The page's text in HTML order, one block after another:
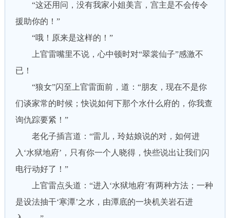
“这还用问，没有我家小姐美言，宫主是不会传令
援助你的！”
“哦！原来是这样的！”
上官雷嘴里不说，心中顿时对“翠裳仙子”感激不
已！
“狼女”闪至上官雷面前，道：“朋友，现在不是你
们谈家常的时候；快说如何下那个水什么府的，你我查
询仇踪要紧！”
老化子插言道：“雷儿，玲姑娘说的对，如何进
入‘水狱地府’，只有你一个人晓得，快些说出让我们闪
电行动好了！”
上官雷点头道：“进入‘水狱地府’有两种方法；一种
是设法抽干‘寒潭’之水，由潭底的一块机关岩石进